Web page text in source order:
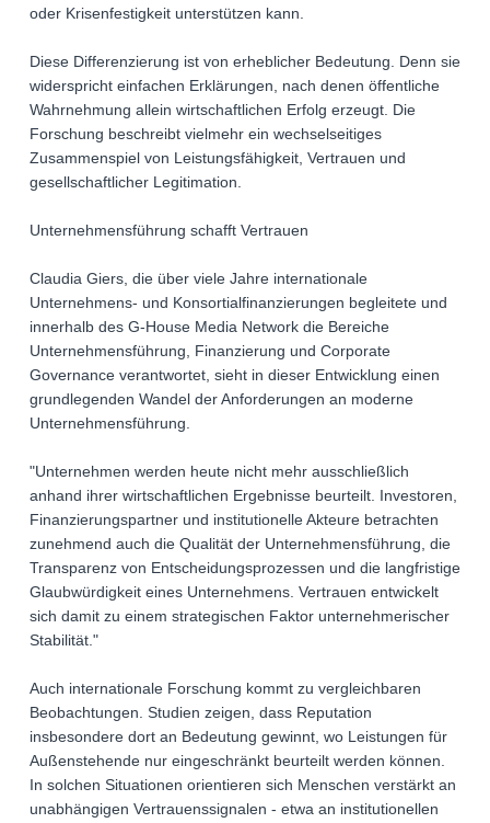
oder Krisenfestigkeit unterstützen kann.
Diese Differenzierung ist von erheblicher Bedeutung. Denn sie
widerspricht einfachen Erklärungen, nach denen öffentliche
Wahrnehmung allein wirtschaftlichen Erfolg erzeugt. Die
Forschung beschreibt vielmehr ein wechselseitiges
Zusammenspiel von Leistungsfähigkeit, Vertrauen und
gesellschaftlicher Legitimation.
Unternehmensführung schafft Vertrauen
Claudia Giers, die über viele Jahre internationale
Unternehmens- und Konsortialfinanzierungen begleitete und
innerhalb des G-House Media Network die Bereiche
Unternehmensführung, Finanzierung und Corporate
Governance verantwortet, sieht in dieser Entwicklung einen
grundlegenden Wandel der Anforderungen an moderne
Unternehmensführung.
"Unternehmen werden heute nicht mehr ausschließlich
anhand ihrer wirtschaftlichen Ergebnisse beurteilt. Investoren,
Finanzierungspartner und institutionelle Akteure betrachten
zunehmend auch die Qualität der Unternehmensführung, die
Transparenz von Entscheidungsprozessen und die langfristige
Glaubwürdigkeit eines Unternehmens. Vertrauen entwickelt
sich damit zu einem strategischen Faktor unternehmerischer
Stabilität."
Auch internationale Forschung kommt zu vergleichbaren
Beobachtungen. Studien zeigen, dass Reputation
insbesondere dort an Bedeutung gewinnt, wo Leistungen für
Außenstehende nur eingeschränkt beurteilt werden können.
In solchen Situationen orientieren sich Menschen verstärkt an
unabhängigen Vertrauenssignalen - etwa an institutionellen